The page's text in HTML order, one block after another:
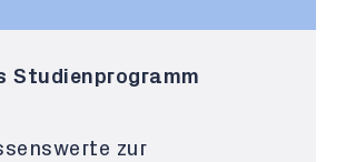
Studienprogramm
zur